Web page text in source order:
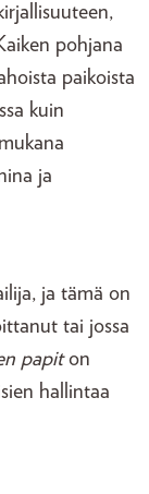
pohjana
paikoista
kuin
ja
ja tämä on
tai jossa
papiton
hallintaa